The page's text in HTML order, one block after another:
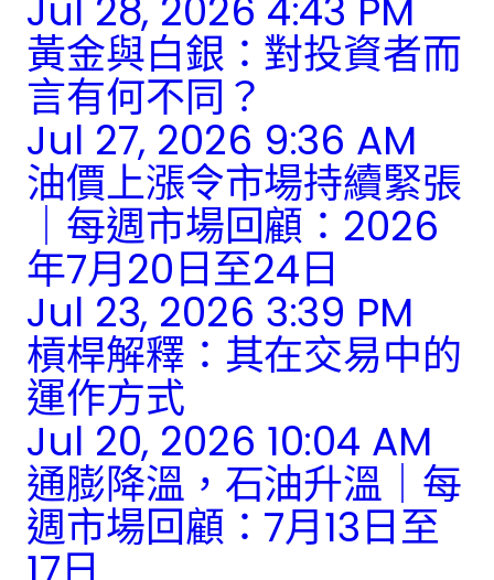
Jul 28, 2026 4:43 PM
黃金與白銀：對投資者而
言有何不同？
Jul 27, 2026 9:36 AM
油價上漲令市場持續緊張
｜每週市場回顧：2026
年7月20日至24日
Jul 23, 2026 3:39 PM
槓桿解釋：其在交易中的
運作方式
Jul 20, 2026 10:04 AM
通膨降溫，石油升溫｜每
週市場回顧：7月13日至